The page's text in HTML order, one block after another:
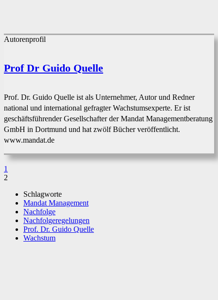
Autorenprofil
Prof Dr Guido Quelle
Prof. Dr. Guido Quelle ist als Unternehmer, Autor und Redner
national und international gefragter Wachstumsexperte. Er ist
geschäftsführender Gesellschafter der Mandat Managementberatung
GmbH in Dortmund und hat zwölf Bücher veröffentlicht.
www.mandat.de
1
2
Schlagworte
Mandat Management
Nachfolge
Nachfolgeregelungen
Prof. Dr. Guido Quelle
Wachstum